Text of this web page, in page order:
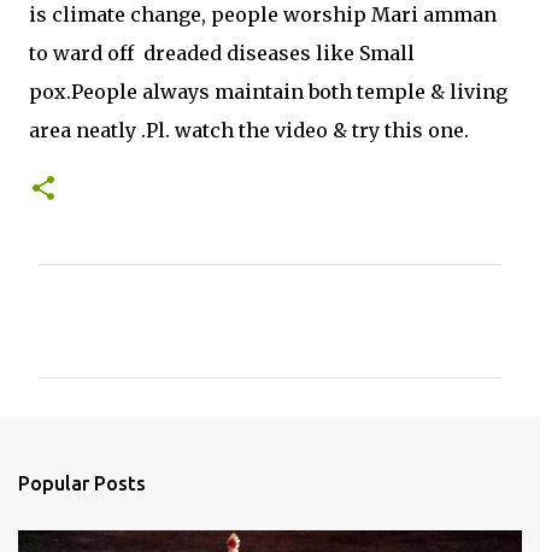
is climate change, people worship Mari amman
to ward off dreaded diseases like Small
pox.People always maintain both temple & living
area neatly .Pl. watch the video & try this one.
s
Popular Posts